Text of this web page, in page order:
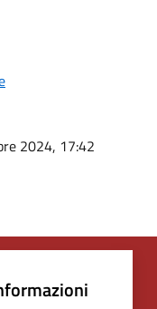
2024, 17:42